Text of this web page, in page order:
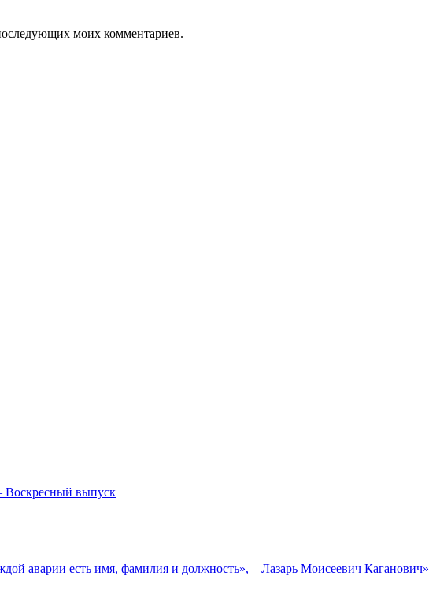
моих комментариев.
Воскресный выпуск
аварии есть имя, фамилия и должность», – Лазарь Моисеевич Каганович»